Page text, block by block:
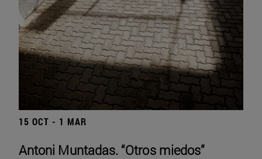
15 OCT - 1 MAR
Antoni Muntadas. “Otros miedos”